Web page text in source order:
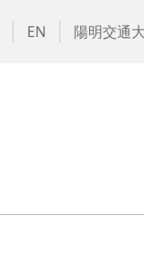
EN 陽明交通